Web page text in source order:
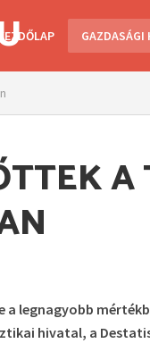
KEZDŐLAP GAZDASÁGI
a legnagyobb
hivatal, a